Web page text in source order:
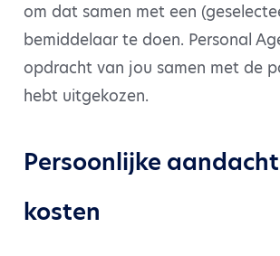
om dat samen met een
bemiddelaar te doen. Personal
opdracht van jou samen met de
hebt uitgekozen.
Persoonlijke
kosten